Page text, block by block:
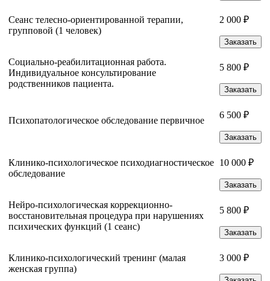
Сеанс телесно-ориентированной терапии,
групповой (1 человек)
2 000 ₽
Заказать
Социально-реабилитационная работа.
Индивидуальное консультирование
родственников пациента.
5 800 ₽
Заказать
Психопатологическое обследование первичное
6 500 ₽
Заказать
Клинико-психологическое психодиагностическое
обследование
10 000 ₽
Заказать
Нейро-психологическая коррекционно-
восстановительная процедура при нарушениях
психических функций (1 сеанс)
5 800 ₽
Заказать
Клинико-психологический тренинг (малая
женская группа)
3 000 ₽